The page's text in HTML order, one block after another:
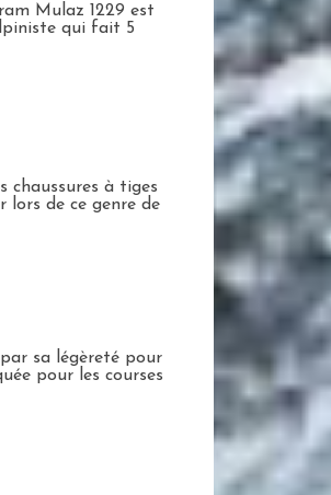
Mulaz 1229 est
qui fait 5
chaussures à tiges
lors de ce genre de
sa légèreté pour
pour les courses